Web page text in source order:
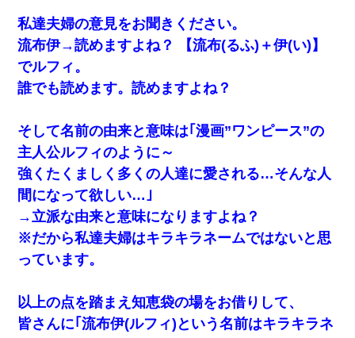
私達夫婦の意見をお聞きください。
流布伊→読めますよね？ 【流布(るふ)＋伊(い)】
でルフィ。
誰でも読めます。読めますよね？
そして名前の由来と意味は｢漫画”ワンピース”の
主人公ルフィのように～
強くたくましく多くの人達に愛される…そんな人
間になって欲しい…｣
→立派な由来と意味になりますよね？
※だから私達夫婦はキラキラネームではないと思
っています。
以上の点を踏まえ知恵袋の場をお借りして、
皆さんに｢流布伊(ルフィ)という名前はキラキラネ